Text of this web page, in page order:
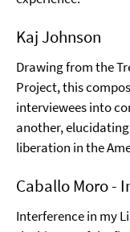
Kaj Johnson
Drawing from the
Project, this
interviewees into
another,
liberation in the
Caballo Moro -
Interference in my